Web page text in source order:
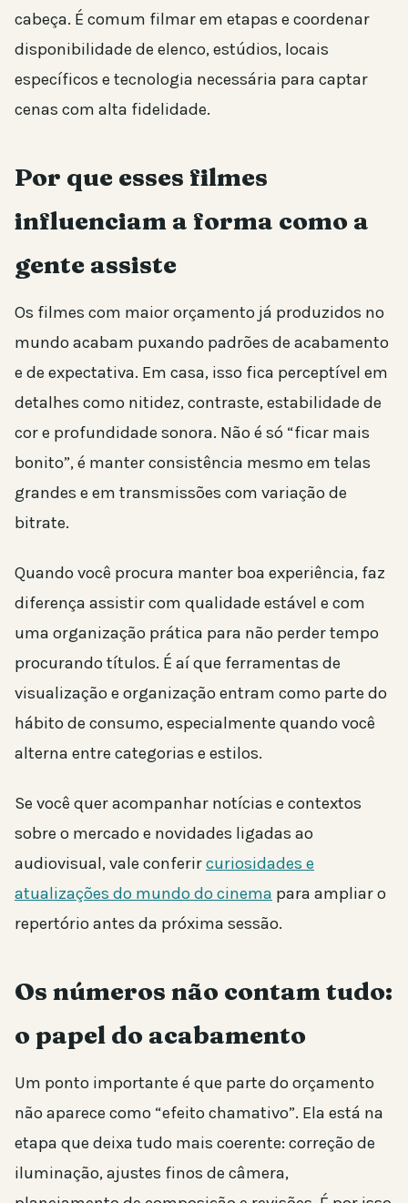
cabeça. É comum filmar em etapas e coordenar
disponibilidade de elenco, estúdios, locais
específicos e tecnologia necessária para captar
cenas com alta fidelidade.
Por que esses filmes
influenciam a forma como a
gente assiste
Os filmes com maior orçamento já produzidos no
mundo acabam puxando padrões de acabamento
e de expectativa. Em casa, isso fica perceptível em
detalhes como nitidez, contraste, estabilidade de
cor e profundidade sonora. Não é só “ficar mais
bonito”, é manter consistência mesmo em telas
grandes e em transmissões com variação de
bitrate.
Quando você procura manter boa experiência, faz
diferença assistir com qualidade estável e com
uma organização prática para não perder tempo
procurando títulos. É aí que ferramentas de
visualização e organização entram como parte do
hábito de consumo, especialmente quando você
alterna entre categorias e estilos.
Se você quer acompanhar notícias e contextos
sobre o mercado e novidades ligadas ao
audiovisual, vale conferircuriosidades e
atualizações do mundo do cinema para ampliar o
repertório antes da próxima sessão.
Os números não contam tudo:
o papel do acabamento
Um ponto importante é que parte do orçamento
não aparece como “efeito chamativo”. Ela está na
etapa que deixa tudo mais coerente: correção de
iluminação, ajustes finos de câmera,